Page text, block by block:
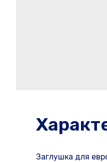
Заглушка для